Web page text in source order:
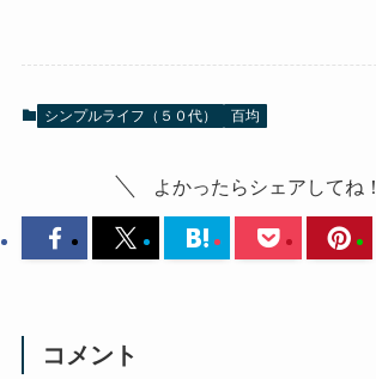
シンプルライフ（５０代） 百均
よかったらシェアしてね！
コメント